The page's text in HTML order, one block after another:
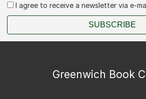
I agree to receive a newsletter via e-
SUBSCRIBE
Greenwich Book